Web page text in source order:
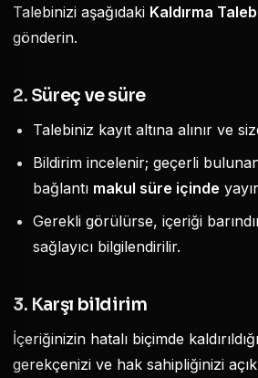
Talebinizi aşağıdaki Kaldırma
gönderin.
2. Süreç ve süre
Talebiniz kayıt altına alınır ve
Bildirim incelenir; geçerli
bağlantı makul süre içinde
Gerekli görülürse, içeriği
sağlayıcı bilgilendirilir.
3. Karşı bildirim
İçeriğinizin hatalı biçimde
gerekçenizi ve hak sahipliğinizi